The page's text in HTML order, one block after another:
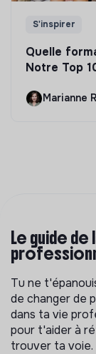
S'inspirer
Quelle
Notre Top
Marianne
Le guide
Tu ne
de changer de
dans ta vie
pour t'aider à
trouver ta voie.